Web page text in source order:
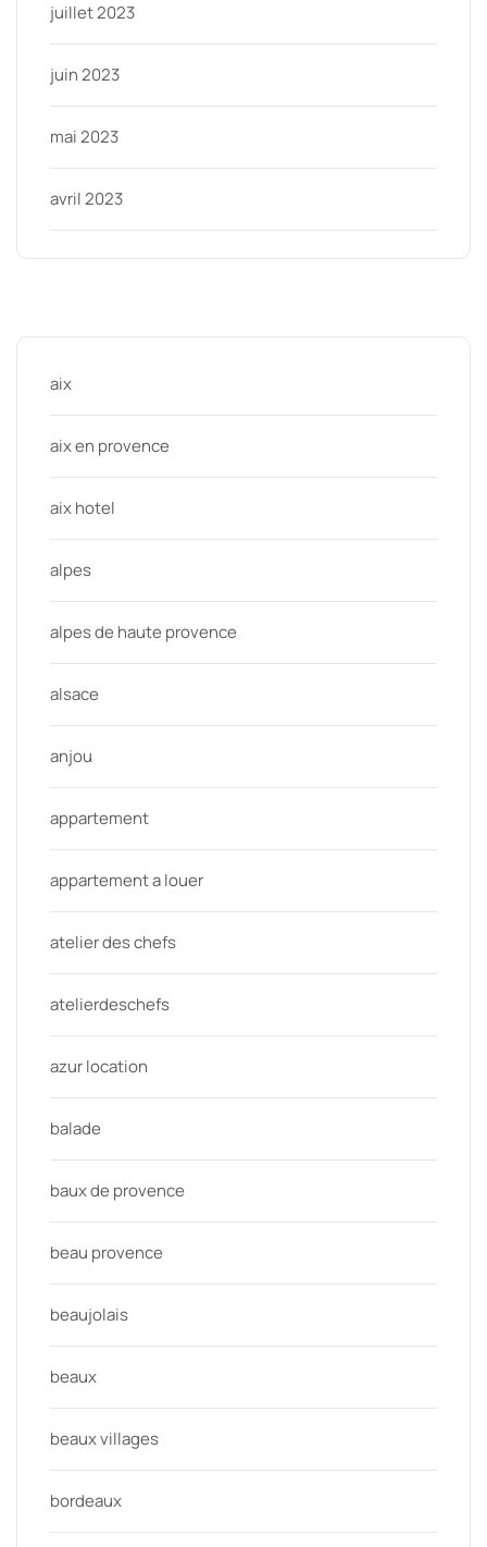
juillet 2023
juin 2023
mai 2023
avril 2023
aix
aix en provence
aix hotel
alpes
alpes de haute provence
alsace
anjou
appartement
appartement a louer
atelier des chefs
atelierdeschefs
azur location
balade
baux de provence
beau provence
beaujolais
beaux
beaux villages
bordeaux